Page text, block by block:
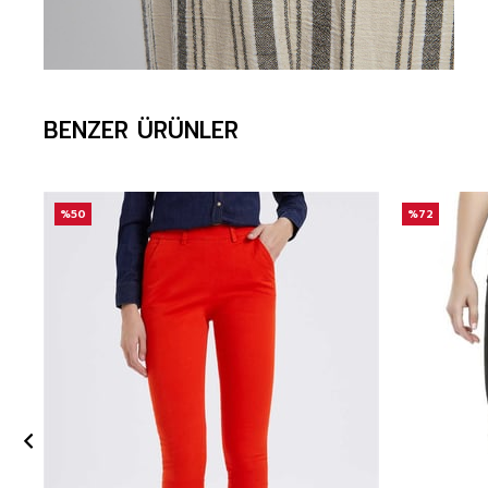
BENZER ÜRÜNLER
%50 %72